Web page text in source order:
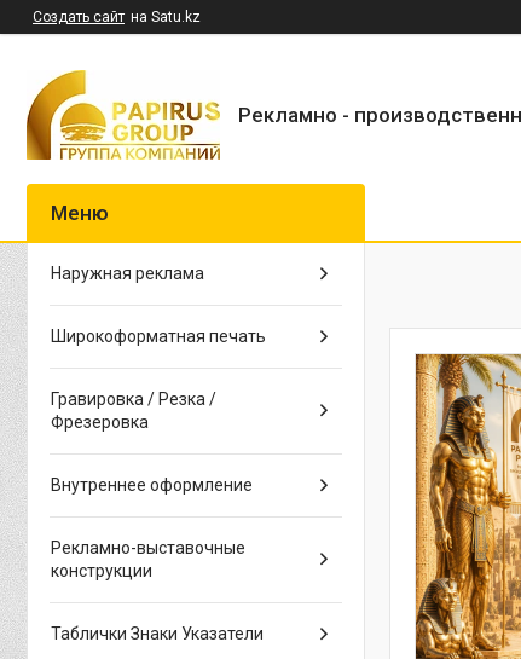
Создать сайт на Satu.kz
Рекламно -
Наружная реклама
Широкоформатная печать
Гравировка / Резка /
Фрезеровка
Внутреннее оформление
Рекламно-выставочные
конструкции
Таблички Знаки Указатели